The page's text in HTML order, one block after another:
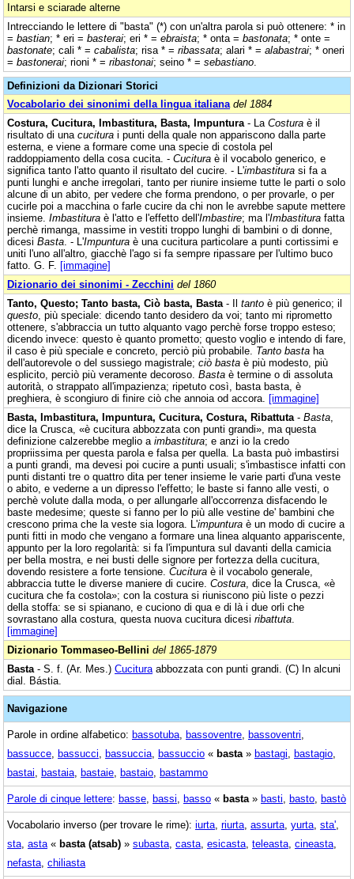
Intarsi e sciarade alterne
Intrecciando le lettere di "basta" (*) con un'altra parola si può ottenere: * in
= bastian; * eri = basterai; eri * = ebraista; * onta = bastonata; * onte =
bastonate; cali * = cabalista; risa * = ribassata; alari * = alabastrai; * oneri
= bastonerai; rioni * = ribastonai; seino * = sebastiano
Definizioni da Dizionari Storici
Vocabolario dei sinonimi della lingua italiana del 1884
Costura, Cucitura, Imbastitura, Basta, Impuntura - La Costura è il
risultato di una cucitura i punti della quale non appariscono dalla parte
esterna, e viene a formare come una specie di costola pel
raddoppiamento della cosa cucita. - Cucitura è il vocabolo generico, e
significa tanto l'atto quanto il risultato del cucire. - L'imbastitura si fa a
punti lunghi e anche irregolari, tanto per riunire insieme tutte le parti o solo
alcune di un abito, per vedere che forma prendono, o per provarle, o per
cucirle poi a macchina o farle cucire da chi non le avrebbe sapute mettere
insieme. Imbastitura è l'atto e l'effetto dell'Imbastire; ma l'Imbastitura fatta
perchè rimanga, massime in vestiti troppo lunghi di bambini o di donne,
dicesi Basta . - L'Impuntura è una cucitura particolare a punti cortissimi e
uniti l'uno all'altro, giacchè l'ago si fa sempre ripassare per l'ultimo buco
fatto. G. F. [immagine]
Dizionario dei sinonimi - Zecchini del 1860
Tanto, Questo; Tanto basta, Ciò basta, Basta - Il tanto è più generico; il
questo , più speciale: dicendo tanto desidero da voi; tanto mi riprometto
ottenere, s'abbraccia un tutto alquanto vago perchè forse troppo esteso;
dicendo invece: questo è quanto prometto; questo voglio e intendo di fare,
il caso è più speciale e concreto, perciò più probabile. Tanto basta ha
dell'autorevole o del sussiego magistrale; ciò basta è più modesto, più
esplicito, perciò più veramente decoroso. Basta è termine o di assoluta
autorità, o strappato all'impazienza; ripetuto così, basta basta, è
preghiera, è scongiuro di finire ciò che annoia od accora. [immagine]
Basta, Imbastitura, Impuntura, Cucitura, Costura, Ribattuta - Basta
dice la Crusca, «è cucitura abbozzata con punti grandi», ma questa
definizione calzerebbe meglio a imbastitura; e anzi io la credo
propriissima per questa parola e falsa per quella. La basta può imbastirsi
a punti grandi, ma devesi poi cucire a punti usuali; s'imbastisce infatti con
punti distanti tre o quattro dita per tener insieme le varie parti d'una veste
o abito, e vederne a un dipresso l'effetto; le baste si fanno alle vesti, o
perchè volute dalla moda, o per allungarle all'occorrenza disfacendo le
baste medesime; queste si fanno per lo più alle vestine de' bambini che
crescono prima che la veste sia logora. L'impuntura è un modo di cucire a
punti fitti in modo che vengano a formare una linea alquanto appariscente,
appunto per la loro regolarità: si fa l'impuntura sul davanti della camicia
per bella mostra, e nei busti delle signore per fortezza della cucitura,
dovendo resistere a forte tensione. Cucitura è il vocabolo generale,
abbraccia tutte le diverse maniere di cucire. Costura , dice la Crusca, «è
cucitura che fa costola»; con la costura si riuniscono più liste o pezzi
della stoffa: se si spianano, e cuciono di qua e di là i due orli che
sovrastano alla costura, questa nuova cucitura dicesi ribattuta
[immagine]
Dizionario Tommaseo-Bellini del 1865-1879
Basta - S. f. (Ar. Mes.) Cucitura abbozzata con punti grandi. (C) In alcuni
dial. Bástia.
Navigazione
Parole in ordine alfabetico: bassotuba bassoventre bassoventri
bassucce bassucci bassuccia bassuccio « basta » bastagi bastagio
bastai bastaia bastaie bastaio bastammo
Parole di cinque lettere: basse bassi basso « basta » basti basto bastò
Vocabolario inverso (per trovare le rime): iurta riurta assurta yurta sta'
sta asta « basta (atsab) » subasta casta esicasta teleasta cineasta
nefasta chiliasta